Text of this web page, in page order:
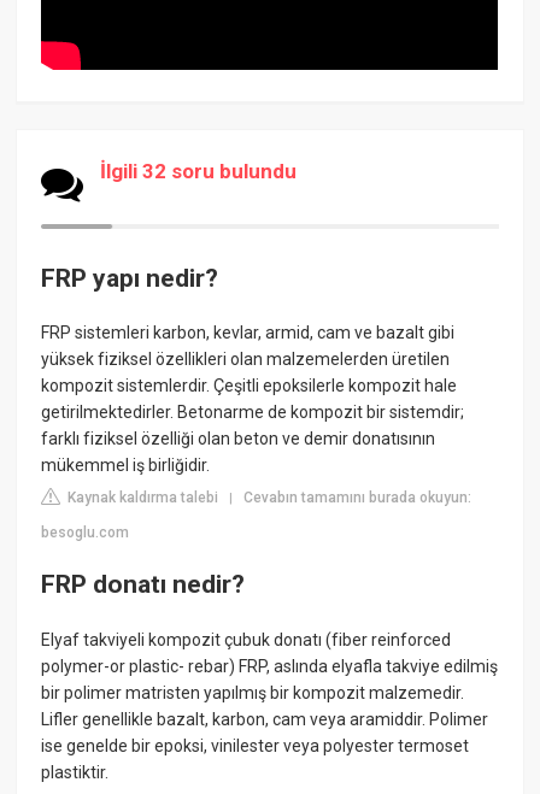
İlgili 32 soru bulundu
FRP yapı nedir?
FRP sistemleri karbon, kevlar, armid, cam ve bazalt gibi
yüksek fiziksel özellikleri olan malzemelerden üretilen
kompozit sistemlerdir. Çeşitli epoksilerle kompozit hale
getirilmektedirler. Betonarme de kompozit bir sistemdir;
farklı fiziksel özelliği olan beton ve demir donatısının
mükemmel iş birliğidir.
Kaynak kaldırma talebi |Cevabın tamamını burada okuyun:
besoglu.com
FRP donatı nedir?
Elyaf takviyeli kompozit çubuk donatı (fiber reinforced
polymer-or plastic- rebar) FRP, aslında elyafla takviye edilmiş
bir polimer matristen yapılmış bir kompozit malzemedir.
Lifler genellikle bazalt, karbon, cam veya aramiddir. Polimer
ise genelde bir epoksi, vinilester veya polyester termoset
plastiktir.